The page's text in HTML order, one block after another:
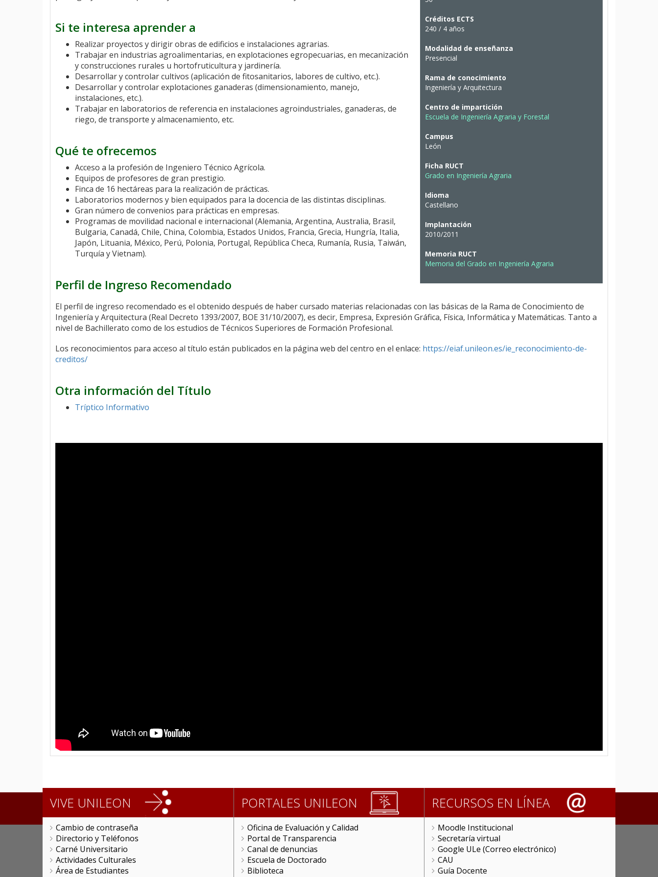
Créditos ECTS
240 / 4 años
Modalidad de enseñanza
Presencial
Rama de conocimiento
Ingeniería y Arquitectura
Centro de impartición
Escuela de Ingeniería Agraria y Forestal
Campus
León
Ficha RUCT
Grado en Ingeniería Agraria
Idioma
Castellano
Implantación
2010/2011
Memoria RUCT
Memoria del Grado en Ingeniería Agraria
Si te interesa aprender a
Realizar proyectos y dirigir obras de edificios e instalaciones agrarias.
Trabajar en industrias agroalimentarias, en explotaciones egropecuarias, en mecanización
y construcciones rurales u hortofruticultura y jardinería.
Desarrollar y controlar cultivos (aplicación de fitosanitarios, labores de cultivo, etc.).
Desarrollar y controlar explotaciones ganaderas (dimensionamiento, manejo,
instalaciones, etc.).
Trabajar en laboratorios de referencia en instalaciones agroindustriales, ganaderas, de
riego, de transporte y almacenamiento, etc.
Qué te ofrecemos
Acceso a la profesión de Ingeniero Técnico Agrícola.
Equipos de profesores de gran prestigio.
Finca de 16 hectáreas para la realización de prácticas.
Laboratorios modernos y bien equipados para la docencia de las distintas disciplinas.
Gran número de convenios para prácticas en empresas.
Programas de movilidad nacional e internacional (Alemania, Argentina, Australia, Brasil,
Bulgaria, Canadá, Chile, China, Colombia, Estados Unidos, Francia, Grecia, Hungría, Italia,
Japón, Lituania, México, Perú, Polonia, Portugal, República Checa, Rumanía, Rusia, Taiwán,
Turquía y Vietnam).
Perfil de Ingreso Recomendado
El perfil de ingreso recomendado es el obtenido después de haber cursado materias relacionadas con las básicas de la Rama de Conocimiento de
Ingeniería y Arquitectura (Real Decreto 1393/2007, BOE 31/10/2007), es decir, Empresa, Expresión Gráfica, Física, Informática y Matemáticas. Tanto a
nivel de Bachillerato como de los estudios de Técnicos Superiores de Formación Profesional.
Los reconocimientos para acceso al título están publicados en la página web del centro en el enlace: https://eiaf.unileon.es/ie_reconocimiento-de-
creditos/
Otra información del Título
Tríptico Informativo
VIVE UNILEON
Cambio de contraseña
Directorio y Teléfonos
Carné Universitario
Actividades Culturales
Área de Estudiantes
PORTALES UNILEON
Oficina de Evaluación y Calidad
Portal de Transparencia
Canal de denuncias
Escuela de Doctorado
Biblioteca
RECURSOS EN LÍNEA
Moodle Institucional
Secretaría virtual
Google ULe (Correo electrónico)
CAU
Guía Docente